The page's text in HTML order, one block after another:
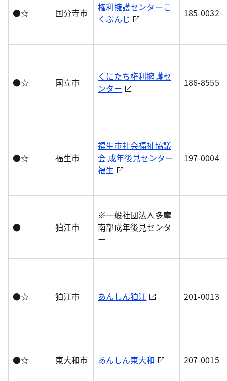
●☆ 国分寺市
権利擁護センターこ
くぶんじ
185-0032
●☆ 国立市
くにたち権利擁護セ
ンター
186-8555
●☆ 福生市
福生市社会福祉協議
会 成年後見センター
福生
197-0004
● 狛江市
※一般社団法人多摩
南部成年後見センタ
ー
●☆ 狛江市 あんしん狛江 201-0013
●☆ 東大和市 あんしん東大和 207-0015